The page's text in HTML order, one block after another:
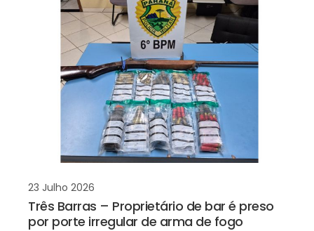
23 Julho 2026
Três Barras – Proprietário de bar é preso
por porte irregular de arma de fogo